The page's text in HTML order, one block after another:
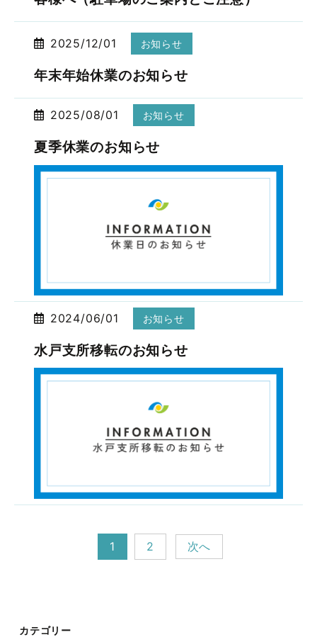
2025/12/01 お知らせ
年末年始休業のお知らせ
2025/08/01 お知らせ
夏季休業のお知らせ
2024/06/01 お知らせ
水戸支所移転のお知らせ
1 2 次へ